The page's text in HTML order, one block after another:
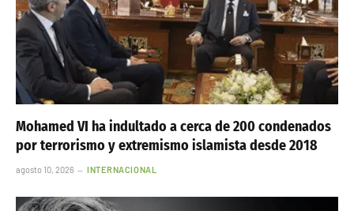
Mohamed VI ha indultado a cerca de 200 condenados
por terrorismo y extremismo islamista desde 2018
agosto 10, 2026 INTERNACIONAL